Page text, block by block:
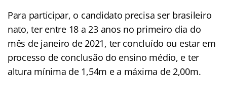
Para participar, o candidato precisa ser brasileiro
nato, ter entre 18 a 23 anos no primeiro dia do
mês de janeiro de 2021, ter concluído ou estar em
processo de conclusão do ensino médio, e ter
altura mínima de 1,54m e a máxima de 2,00m.